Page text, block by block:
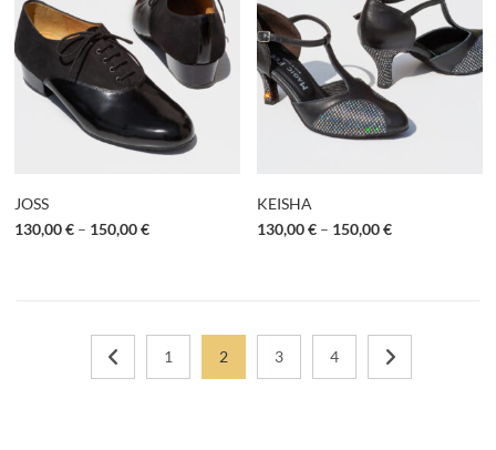
JOSS
130,00€– 150,00€
KEISHA
130,00€– 150,00€
1 2 3 4